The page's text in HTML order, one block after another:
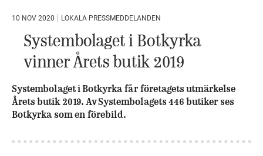
10 NOV 2020 LOKALA PRESSMEDDELANDEN
Systembolaget i Botkyrka
vinner Årets butik 2019
Systembolaget i Botkyrka får företagets utmärkelse
Årets butik 2019. Av Systembolagets 446 butiker ses
Botkyrka som en förebild.